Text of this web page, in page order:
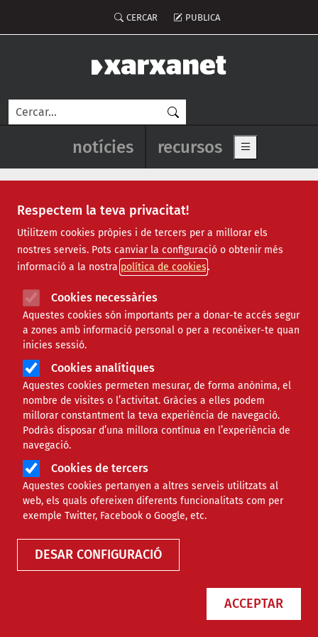
Respectem la teva privacitat!
Utilitzem cookies pròpies i de tercers per a millorar els
nostres serveis. Pots canviar la configuració o obtenir més
informació a la nostra política de cookies
Cookies necessàries
Aquestes cookies són importants per a donar-te accés segur
a zones amb informació personal o per a reconèixer-te quan
inicies sessió.
Cookies analítiques
Aquestes cookies permeten mesurar, de forma anònima, el
nombre de visites o l’activitat. Gràcies a elles podem
millorar constantment la teva experiència de navegació.
Podràs disposar d’una millora contínua en l’experiència de
navegació.
Cookies de tercers
Aquestes cookies pertanyen a altres serveis utilitzats al
web, els quals ofereixen diferents funcionalitats com per
exemple Twitter, Facebook o Google, etc.
DESAR CONFIGURACIÓ
ACCEPTAR
Menú del compte d'usuari
CERCAR PUBLICA
Cerca
Navegació principal de
notícies recursos Show main
màrqueting
Mautic: email marketing ètic sense
vendre dades a tercers